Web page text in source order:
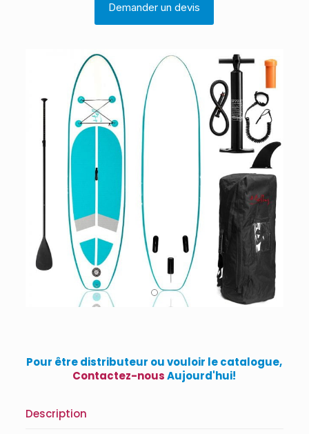
Demander un devis
Pour être distributeur ou vouloir le catalogue,
Contactez-nousAujourd'hui!
Description